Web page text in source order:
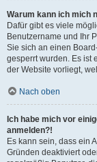
Warum kann ich mich
Dafür gibt es viele
Benutzername und Ihr
Sie sich an einen
gesperrt wurden. Es ist
der Website vorliegt,
Nach oben
Ich habe mich vor
anmelden?!
Es kann sein, dass ein
Gründen deaktiviert